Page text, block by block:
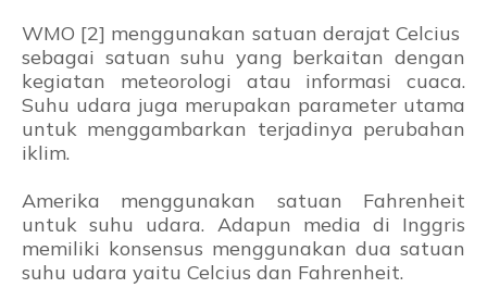
WMO [2] menggunakan satuan derajat Celcius
sebagai satuan suhu yang berkaitan dengan
kegiatan meteorologi atau informasi cuaca.
Suhu udara juga merupakan parameter utama
untuk menggambarkan terjadinya perubahan
iklim.
Amerika menggunakan satuan Fahrenheit
untuk suhu udara. Adapun media di Inggris
memiliki konsensus menggunakan dua satuan
suhu udara yaitu Celcius dan Fahrenheit.